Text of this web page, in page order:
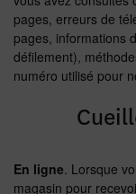
pages, erreurs de
pages, informations
défilement),
numéro utilisé pour
En ligne. Lorsque
magasin pour